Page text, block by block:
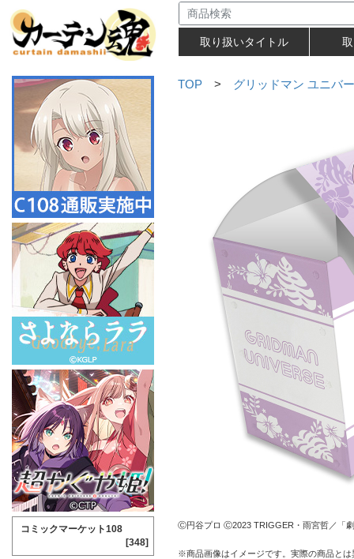
取り扱いタイトル
TOP > グリッドマン ユニバ
Ⓒ円谷プロ Ⓒ2023 TRIGGER・雨宮哲／「
※商品画像はイメージです。実際の商品と
コミックマーケット108
[348]